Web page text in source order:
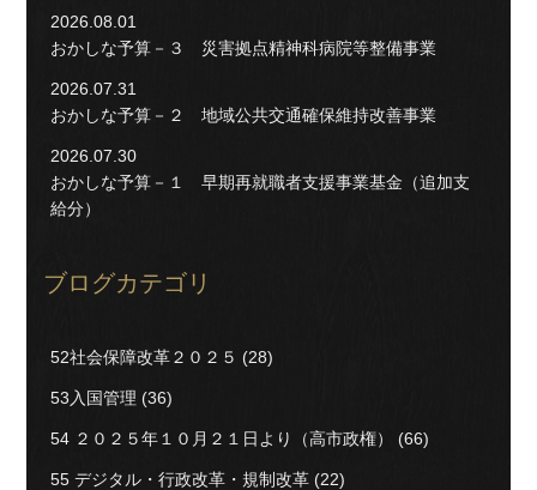
2026.08.01
おかしな予算－３ 災害拠点精神科病院等整備事業
2026.07.31
おかしな予算－２ 地域公共交通確保維持改善事業
2026.07.30
おかしな予算－１ 早期再就職者支援事業基金（追加支
給分）
ブログカテゴリ
52社会保障改革２０２５ (28)
53入国管理 (36)
54 ２０２５年１０月２１日より（高市政権） (66)
55 デジタル・行政改革・規制改革 (22)